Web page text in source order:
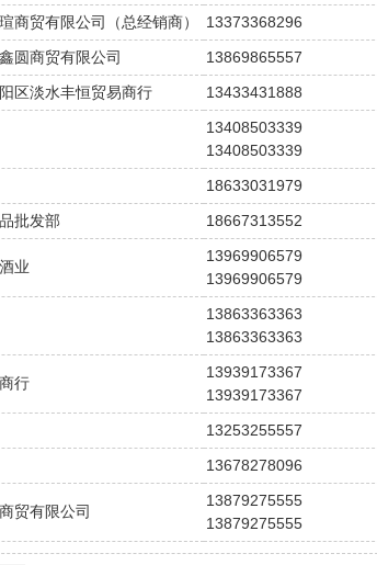
商贸有限公司（总经销商）
13373368296
圆商贸有限公司
13869865557
区淡水丰恒贸易商行
13433431888
13408503339
13408503339
18633031979
批发部
18667313552
业
13969906579
13969906579
13863363363
13863363363
行
13939173367
13939173367
13253255557
13678278096
贸有限公司
13879275555
13879275555